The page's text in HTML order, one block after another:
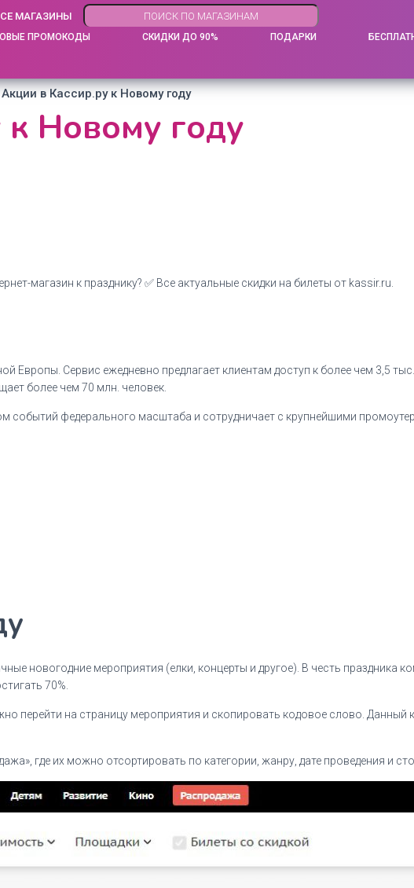
МАГАЗИНЫ
ПРОМОКОДЫ СКИДКИ ДО 90% ПОДАРКИ
Акции в Кассир.ру к Новому году
Новому году
магазин к празднику? ✅ Все актуальные скидки на билеты от kassir.ru.
Европы. Сервис ежедневно предлагает клиентам доступ к более чем 3,5
более чем 70 млн. человек.
событий федерального масштаба и сотрудничает с крупнейшими
новогодние мероприятия (елки, концерты и другое). В честь праздника
70%.
перейти на страницу мероприятия и скопировать кодовое слово. Данный
где их можно отсортировать по категории, жанру, дате проведения и